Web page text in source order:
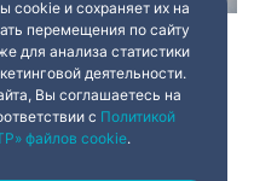
мужчина в квартире
экс-сотрудник
рассказал,
совершил убийство
Бывший работник прокуратуры,
за убийство голого
рассказал о причинах,
cookie и сохраняет их на
перемещения по сайту
для анализа статистики
деятельности.
Вы соглашаетесь на
с Политикой
файлов cookie.